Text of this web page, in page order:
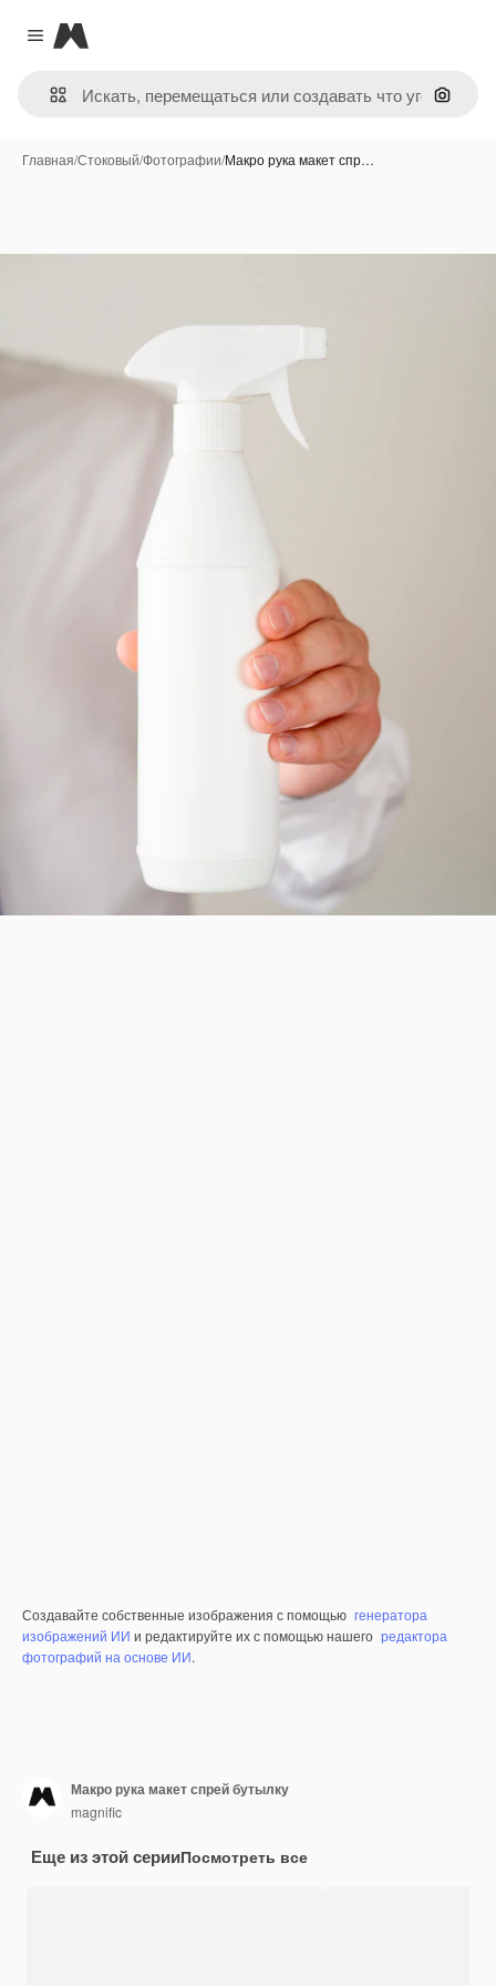
Close menu
Magnific
Поиск
Главная/Стоковый/Фотографии/Макро рука макет спр…
Создавайте собственные изображения с помощью генератора
изображений ИИ и редактируйте их с помощью нашего редактора
фотографий на основе ИИ.
Макро рука макет спрей бутылку
magnific
Еще из этой серииПосмотреть все